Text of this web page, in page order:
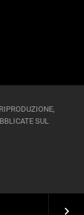
keyboard_arrow_right
SUL